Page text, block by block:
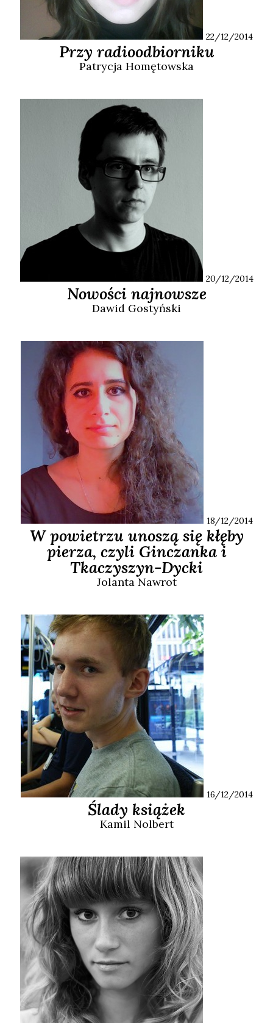
22/12/2014
Przy radioodbiorniku
Patrycja Homętowska
20/12/2014
Nowości najnowsze
Dawid Gostyński
18/12/2014
W powietrzu unoszą się kłęby
pierza, czyli Ginczanka i
Tkaczyszyn-Dycki
Jolanta Nawrot
16/12/2014
Ślady książek
Kamil Nolbert